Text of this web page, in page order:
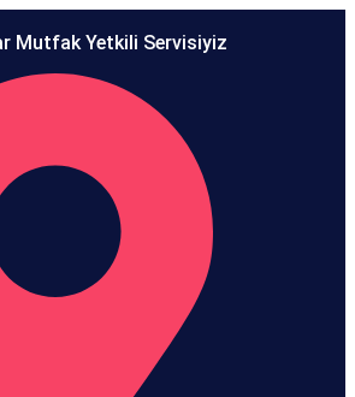
Mutfak Yetkili Servisiyiz